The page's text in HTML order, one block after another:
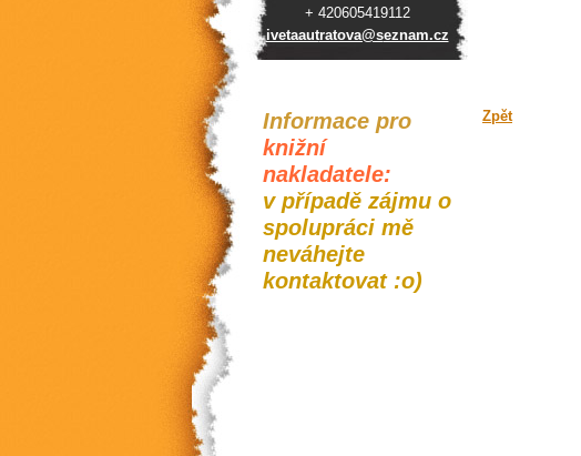
Zpět
+ 420605419112
ivetaautratova@seznam.cz
Informace pro
knižní
nakladatele:
v případě zájmu o
spolupráci mě
neváhejte
kontaktovat :o)